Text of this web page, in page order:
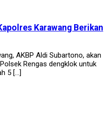
Karawang Berikan
AKBP Aldi Subartono, akan
Rengas dengklok untuk
5 […]